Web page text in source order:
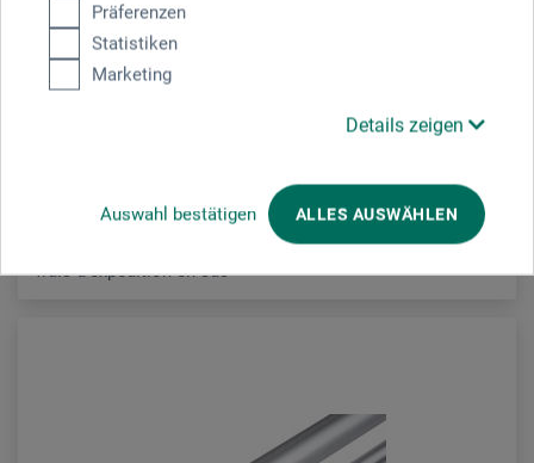
Präferenzen
Statistiken
Marketing
Details zeigen
Auswahl bestätigen ALLES AUSWÄHLEN
Tôle laiton
frais d'expédition en sus